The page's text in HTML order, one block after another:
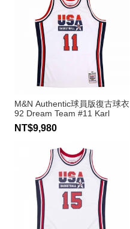
M&N Authentic球員版復古球衣
92 Dream Team #11 Karl
Malone
NT$9,980